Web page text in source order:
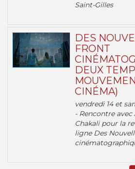
Saint-Gilles
DES
FRONT
DEUX
CINÉMA)
vendredi 14 et
- Rencontre avec
Chakali pour la
ligne Des